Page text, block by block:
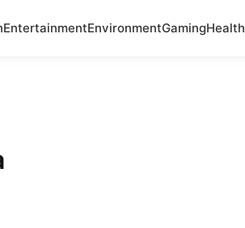
EntertainmentEnvironmentGamingHealth